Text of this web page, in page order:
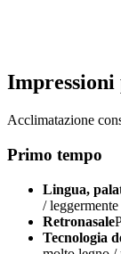
Impressioni
Acclimatazione
Primo tempo
Lingua,
/ leggermente
Retronasale
Tecnologia